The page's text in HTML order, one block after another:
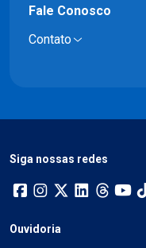
Fale Conosco
Contato
Siga nossas redes
Ouvidoria